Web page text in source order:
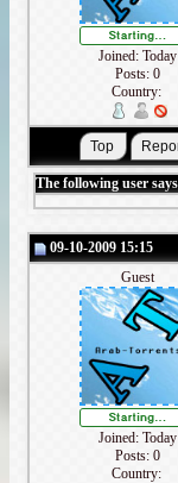
Joined: Today
Posts: 0
Country:
The following user
09-10-2009 15:15
Guest
Joined: Today
Posts: 0
Country: